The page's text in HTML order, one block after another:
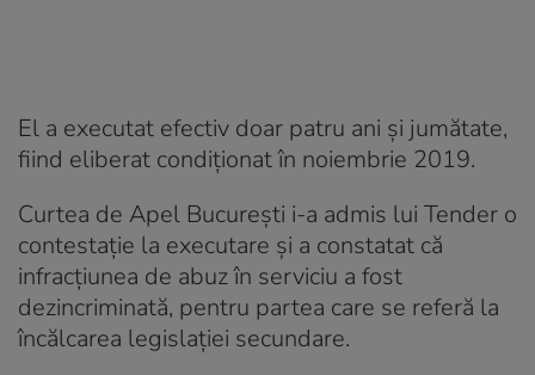
El a executat efectiv doar patru ani şi jumătate,
fiind eliberat condiţionat în noiembrie 2019.
Curtea de Apel Bucureşti i-a admis lui Tender o
contestaţie la executare şi a constatat că
infracţiunea de abuz în serviciu a fost
dezincriminată, pentru partea care se referă la
încălcarea legislaţiei secundare.